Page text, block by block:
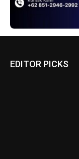
EDITOR PICKS